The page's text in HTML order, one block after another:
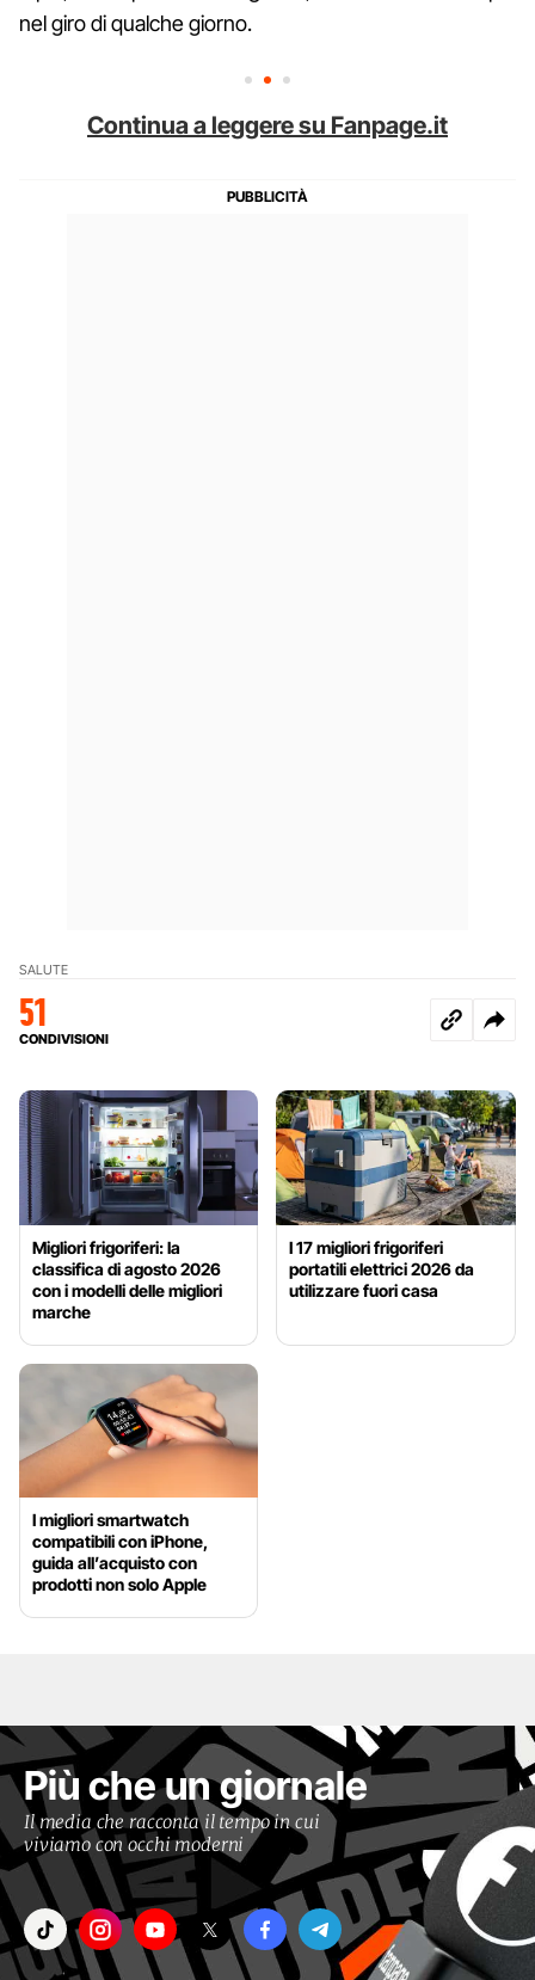
nel giro di qualche giorno.
Continua a leggere su Fanpage.it
SALUTE
51
CONDIVISIONI
Migliori frigoriferi: la
classifica di agosto 2026
con i modelli delle migliori
marche
I 17 migliori frigoriferi
portatili elettrici 2026 da
utilizzare fuori casa
I migliori smartwatch
compatibili con iPhone,
guida all’acquisto con
prodotti non solo Apple
Più che un giornale
Il media che racconta il tempo in cui
viviamo con occhi moderni